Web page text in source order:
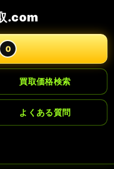
.com
0
買取価格検索
よくある質問